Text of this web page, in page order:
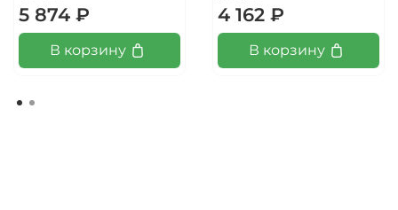
5 874 ₽
В корзину
4 162 ₽
В корзину